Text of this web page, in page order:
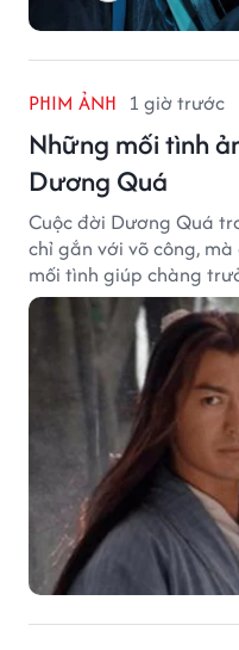
PHIM ẢNH 1 giờ trước
Những mối tình
Dương Quá
Cuộc đời Dương Quá
chỉ gắn với võ công,
mối tình giúp chàng